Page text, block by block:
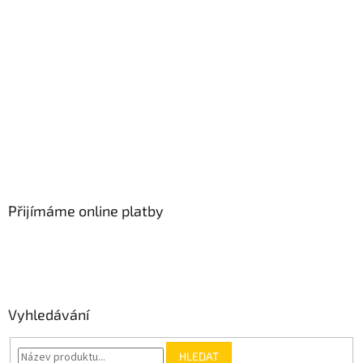
Přijímáme online platby
Vyhledávání
HLEDAT